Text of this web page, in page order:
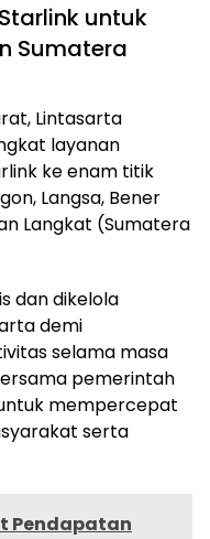
untuk
Sumatera
Lintasarta
layanan
ke enam titik
Langsa, Bener
Langkat (Sumatera
dan dikelola
demi
selama masa
pemerintah
mempercepat
serta
Pendapatan